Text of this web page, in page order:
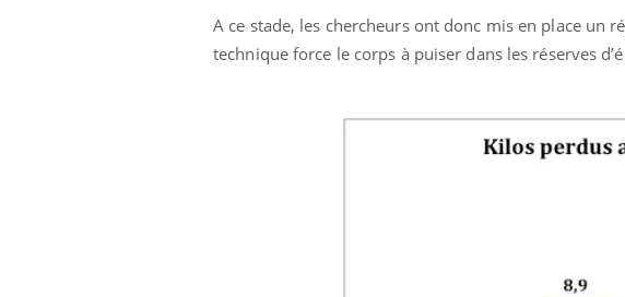
A ce stade, les chercheurs ont donc mis en place un
technique force le corps à puiser dans les réserves